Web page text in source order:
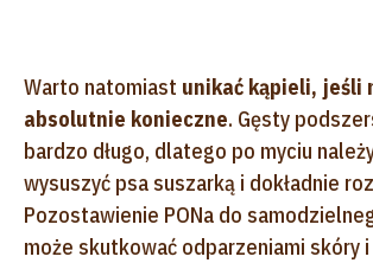
Warto natomiast unikać kąpieli, jeśli
absolutnie konieczne. Gęsty
bardzo długo, dlatego po myciu
wysuszyć psa suszarką i dokładnie
Pozostawienie PONa do
może skutkować odparzeniami skóry